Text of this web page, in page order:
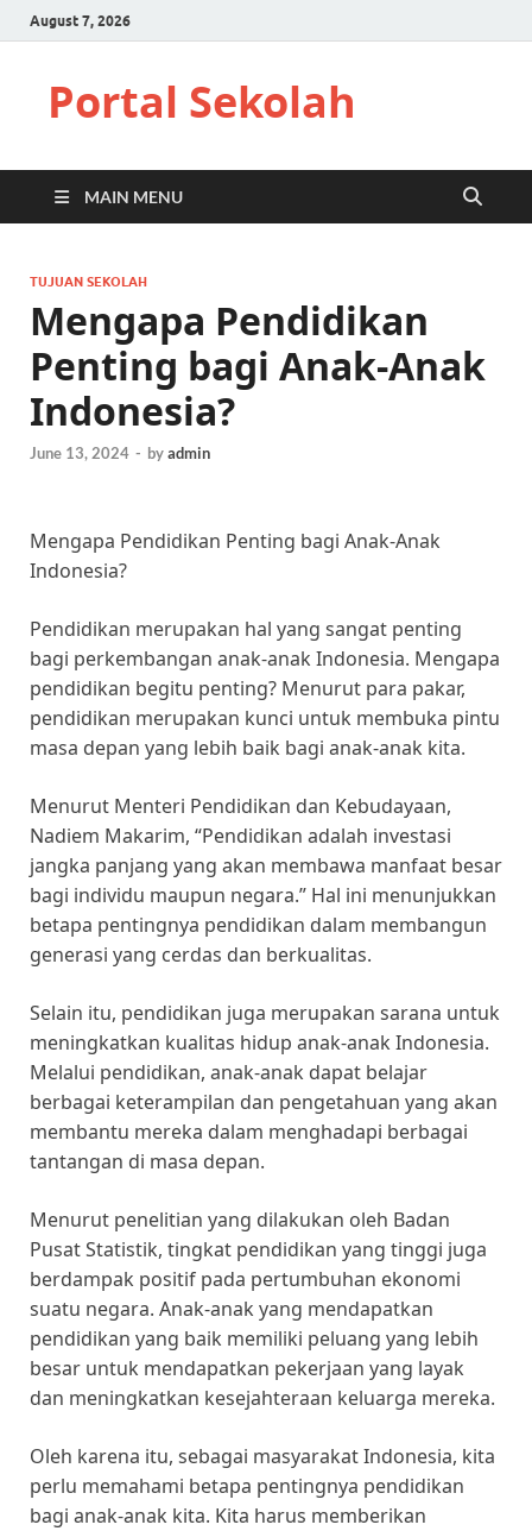
August 7, 2026
Portal Sekolah
MAIN MENU
TUJUAN SEKOLAH
Mengapa Pendidikan
Penting bagi Anak-Anak
Indonesia?
June 13, 2024 - byadmin
Mengapa Pendidikan Penting bagi Anak-Anak
Indonesia?
Pendidikan merupakan hal yang sangat penting
bagi perkembangan anak-anak Indonesia. Mengapa
pendidikan begitu penting? Menurut para pakar,
pendidikan merupakan kunci untuk membuka pintu
masa depan yang lebih baik bagi anak-anak kita.
Menurut Menteri Pendidikan dan Kebudayaan,
Nadiem Makarim, “Pendidikan adalah investasi
jangka panjang yang akan membawa manfaat besar
bagi individu maupun negara.” Hal ini menunjukkan
betapa pentingnya pendidikan dalam membangun
generasi yang cerdas dan berkualitas.
Selain itu, pendidikan juga merupakan sarana untuk
meningkatkan kualitas hidup anak-anak Indonesia.
Melalui pendidikan, anak-anak dapat belajar
berbagai keterampilan dan pengetahuan yang akan
membantu mereka dalam menghadapi berbagai
tantangan di masa depan.
Menurut penelitian yang dilakukan oleh Badan
Pusat Statistik, tingkat pendidikan yang tinggi juga
berdampak positif pada pertumbuhan ekonomi
suatu negara. Anak-anak yang mendapatkan
pendidikan yang baik memiliki peluang yang lebih
besar untuk mendapatkan pekerjaan yang layak
dan meningkatkan kesejahteraan keluarga mereka.
Oleh karena itu, sebagai masyarakat Indonesia, kita
perlu memahami betapa pentingnya pendidikan
bagi anak-anak kita. Kita harus memberikan